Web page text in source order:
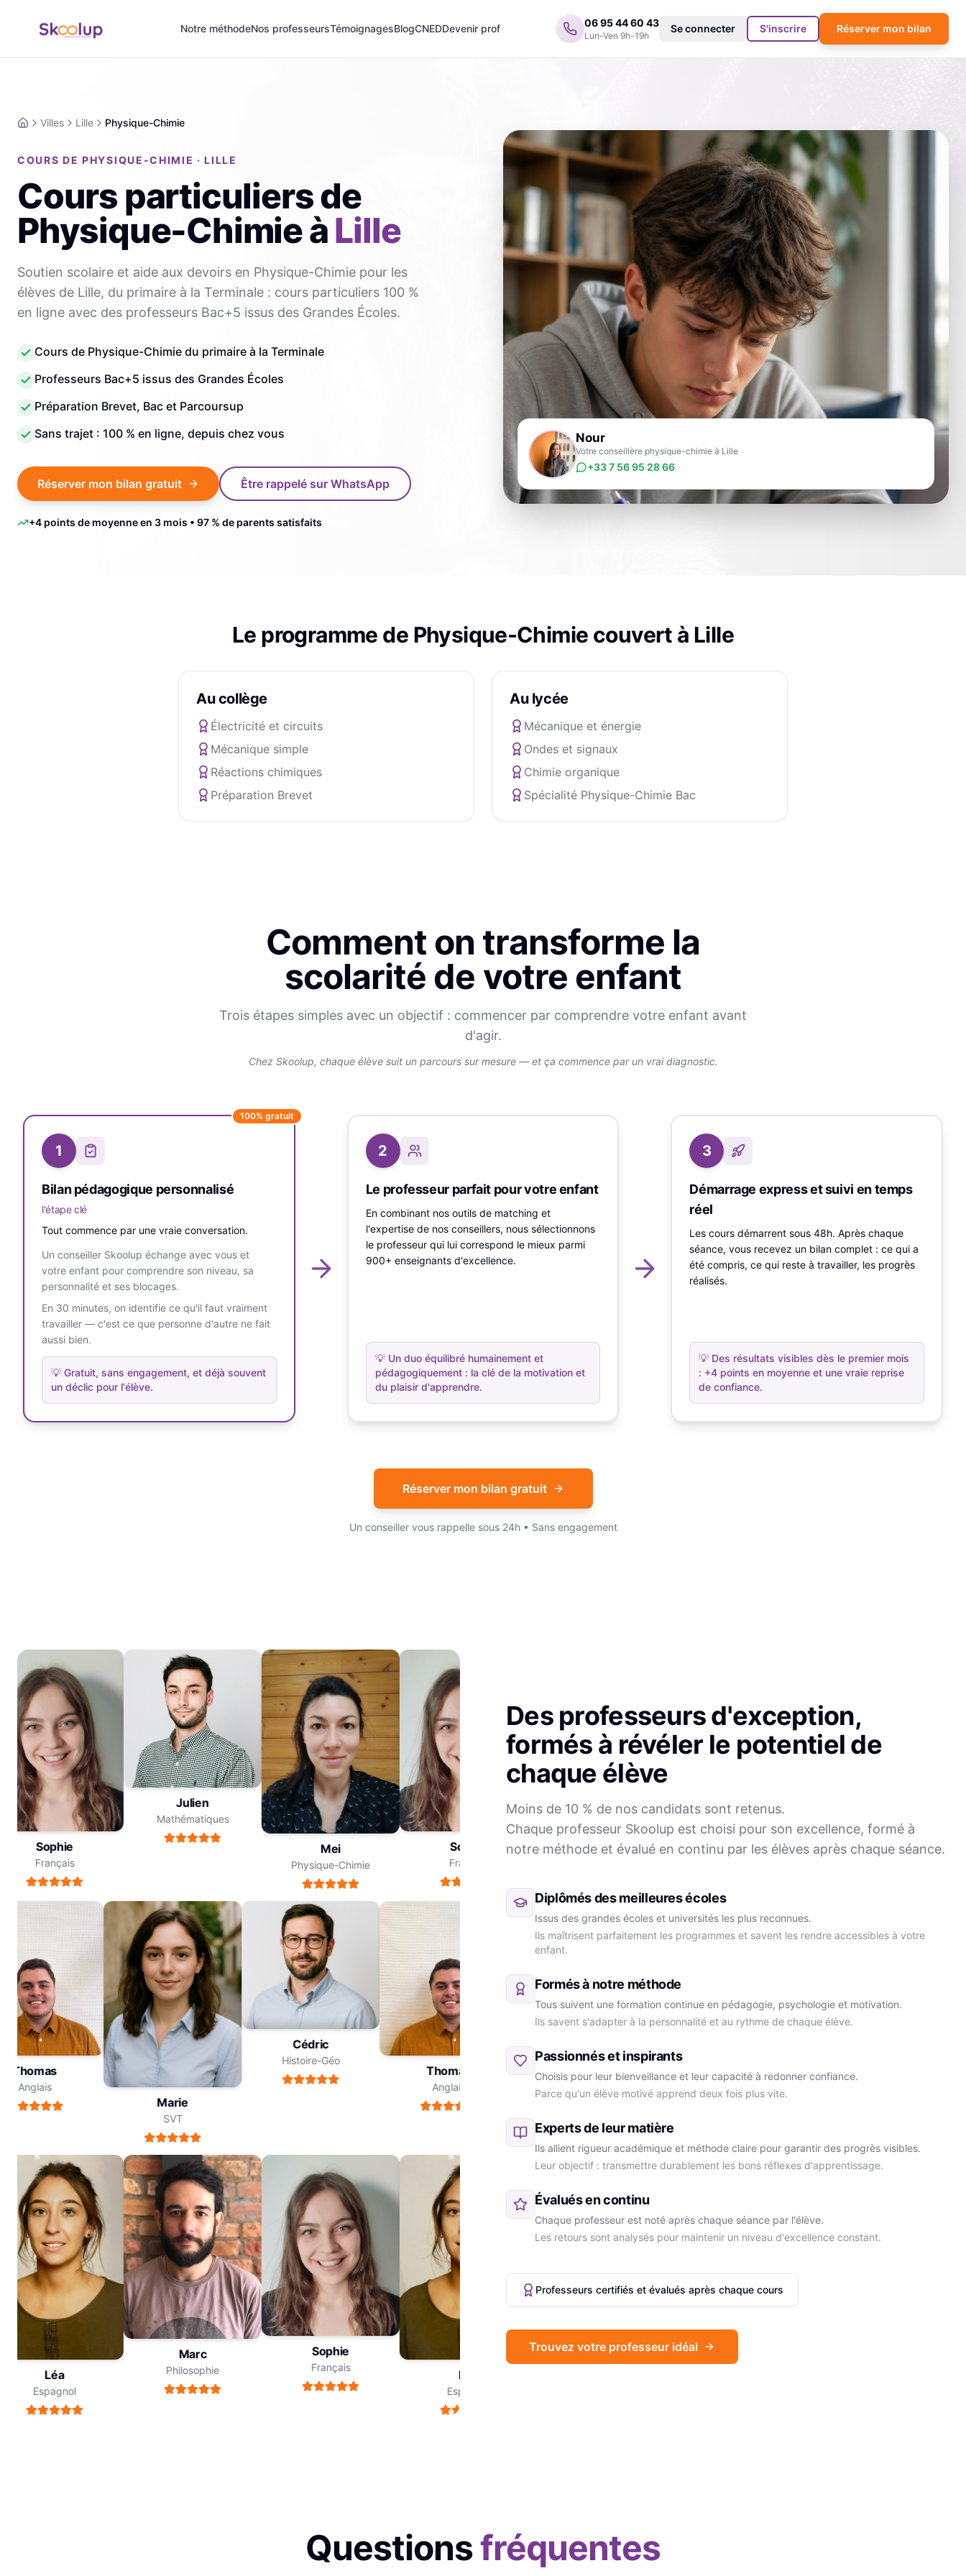
Notre méthodeNos professeursTémoignagesBlogCNEDDevenir prof 06 95 44 60 43
Lun-Ven 9h-19h
Se connecter S'inscrire Réserver mon bilan
AccueilVilles Lille Physique-Chimie
COURS DE PHYSIQUE-CHIMIE · LILLE
Cours particuliers de
Physique-ChimieàLille
Soutien scolaire et aide aux devoirs en Physique-Chimie pour les
élèves de Lille, du primaire à la Terminale : cours particuliers 100 %
en ligne avec des professeurs Bac+5 issus des Grandes Écoles.
Cours de Physique-Chimie du primaire à la Terminale
Professeurs Bac+5 issus des Grandes Écoles
Préparation Brevet, Bac et Parcoursup
Sans trajet : 100 % en ligne, depuis chez vous
Réserver mon bilan gratuit Être rappelé sur WhatsApp
+4 points de moyenne en 3 mois • 97 % de parents satisfaits
Nour
Votre conseillère physique-chimie à Lille
+33 7 56 95 28 66
Le programme de Physique-Chimie couvert à Lille
Au collège
Électricité et circuits
Mécanique simple
Réactions chimiques
Préparation Brevet
Au lycée
Mécanique et énergie
Ondes et signaux
Chimie organique
Spécialité Physique-Chimie Bac
Comment on transforme la
scolarité de votre enfant
Trois étapes simples avec un objectif : commencer par comprendre votre enfant avant
d'agir.
Chez Skoolup, chaque élève suit un parcours sur mesure — et ça commence par un vrai diagnostic.
100% gratuit
1
Bilan pédagogique personnalisé
l'étape clé
Tout commence par une vraie conversation.
Un conseiller Skoolup échange avec vous et
votre enfant pour comprendre son niveau, sa
personnalité et ses blocages.
En 30 minutes, on identifie ce qu'il faut vraiment
travailler — c'est ce que personne d'autre ne fait
aussi bien.
💡 Gratuit, sans engagement, et déjà souvent
un déclic pour l'élève.
2
Le professeur parfait pour votre enfant
En combinant nos outils de matching et
l'expertise de nos conseillers, nous sélectionnons
le professeur qui lui correspond le mieux parmi
900+ enseignants d'excellence.
💡 Un duo équilibré humainement et
pédagogiquement : la clé de la motivation et
du plaisir d'apprendre.
3
Démarrage express et suivi en temps
réel
Les cours démarrent sous 48h. Après chaque
séance, vous recevez un bilan complet : ce qui a
été compris, ce qui reste à travailler, les progrès
réalisés.
💡 Des résultats visibles dès le premier mois
: +4 points en moyenne et une vraie reprise
de confiance.
Réserver mon bilan gratuit
Un conseiller vous rappelle sous 24h • Sans engagement
Sophie
Français
Julien
Mathématiques
Mei
Physique-Chimie
Sophie
Français
Julien
Mei Sophie
Thomas
Anglais
Marie
SVT
Cédric
Histoire-Géo
Thomas
Anglais
Marie
Léa
Espagnol
Marc
Philosophie
Sophie
Français Léa
Espagnol
Marc
Français
Des professeurs d'exception,
formés à révéler le potentiel de
chaque élève
Moins de 10 % de nos candidats sont retenus.
Chaque professeur Skoolup est choisi pour son excellence, formé à
notre méthode et évalué en continu par les élèves après chaque séance.
Diplômés des meilleures écoles
Issus des grandes écoles et universités les plus reconnues.
Ils maîtrisent parfaitement les programmes et savent les rendre accessibles à votre
enfant.
Formés à notre méthode
Tous suivent une formation continue en pédagogie, psychologie et motivation.
Ils savent s'adapter à la personnalité et au rythme de chaque élève.
Passionnés et inspirants
Choisis pour leur bienveillance et leur capacité à redonner confiance.
Parce qu'un élève motivé apprend deux fois plus vite.
Experts de leur matière
Ils allient rigueur académique et méthode claire pour garantir des progrès visibles.
Leur objectif : transmettre durablement les bons réflexes d'apprentissage.
Évalués en continu
Chaque professeur est noté après chaque séance par l'élève.
Les retours sont analysés pour maintenir un niveau d'excellence constant.
Professeurs certifiés et évalués après chaque cours
Trouvez votre professeur idéal
Questionsfréquentes